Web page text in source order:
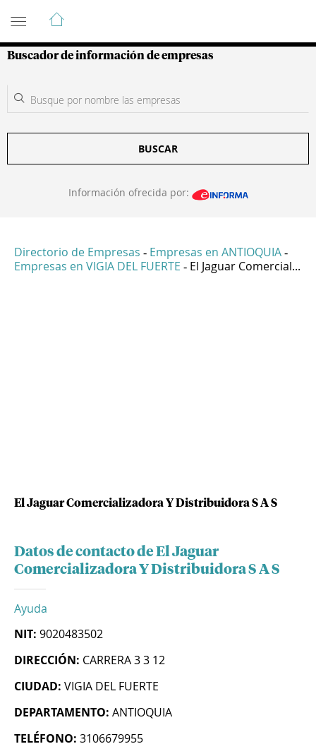
Guía de Empresas Colombianas
Buscador de información de empresas
BUSCAR
Información ofrecida por:
Directorio de Empresas - Empresas en ANTIOQUIA -
Empresas en VIGIA DEL FUERTE - El Jaguar Comercial...
El Jaguar Comercializadora Y Distribuidora S A S
Datos de contacto de El Jaguar
Comercializadora Y Distribuidora S A S
Ayuda
NIT: 9020483502
DIRECCIÓN: CARRERA 3 3 12
CIUDAD: VIGIA DEL FUERTE
DEPARTAMENTO: ANTIOQUIA
TELÉFONO: 3106679955